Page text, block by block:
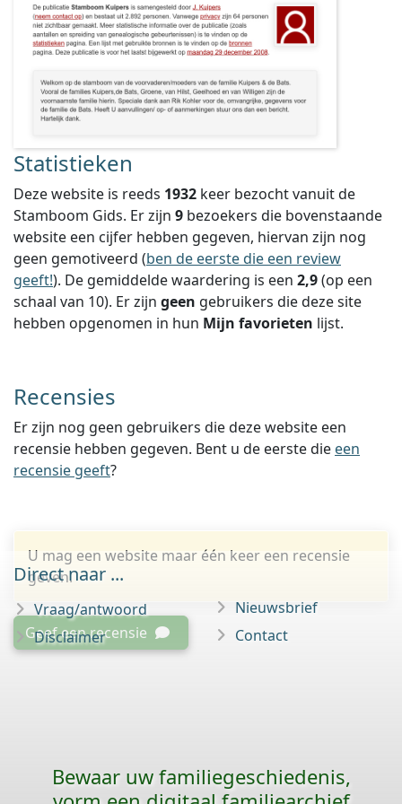
Statistieken
Deze website is reeds 1932 keer bezocht vanuit de
Stamboom Gids. Er zijn 9 bezoekers die bovenstaande
website een cijfer hebben gegeven, hiervan zijn nog
geen gemotiveerd (ben de eerste die een review
geeft!). De gemiddelde waardering is een 2,9(op een
schaal van 10). Er zijn geen gebruikers die deze site
hebben opgenomen in hun Mijn favorieten lijst.
Recensies
Er zijn nog geen gebruikers die deze website een
recensie hebben gegeven. Bent u de eerste die een
recensie geeft?
U mag een website maar één keer een recensie
geven.
Geef een recensie
Direct naar ...
Vraag/antwoord
Disclaimer
Nieuwsbrief
Contact
Bewaar uw familie­geschiedenis,